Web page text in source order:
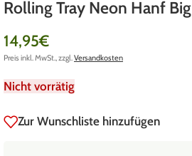
Rolling Tray Neon Hanf Big
14,95€
Preis inkl. MwSt., zzgl. Versandkosten
Nicht vorrätig
Zur Wunschliste hinzufügen